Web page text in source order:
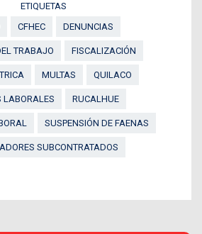
ETIQUETAS
CFHEC DENUNCIAS
TRABAJO FISCALIZACIÓN
MULTAS QUILACO
LABORALES RUCALHUE
SUSPENSIÓN DE FAENAS
SUBCONTRATADOS